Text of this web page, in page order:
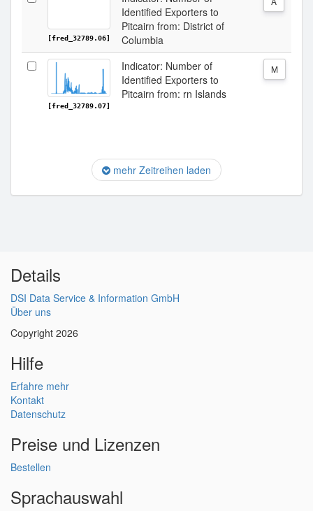
[fred_32789.06]
Identified Exporters to
Pitcairn from: District of
Columbia
[fred_32789.07]
Indicator: Number of
Identified Exporters to
Pitcairn from: rn Islands
M
mehr Zeitreihen laden
Details
DSI Data Service & Information GmbH
Über uns
Copyright 2026
Hilfe
Erfahre mehr
Kontakt
Datenschutz
Preise und Lizenzen
Bestellen
Sprachauswahl